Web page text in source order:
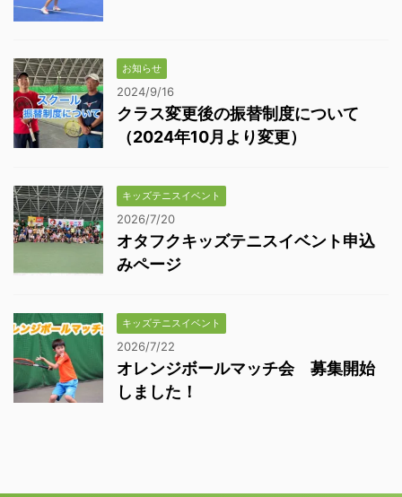
お知らせ
2024/9/16
クラス変更後の振替制度について
（2024年10月より変更）
キッズテニスイベント
2026/7/20
オタフクキッズテニスイベント申込
みページ
キッズテニスイベント
2026/7/22
オレンジボールマッチ会 募集開始
しました！